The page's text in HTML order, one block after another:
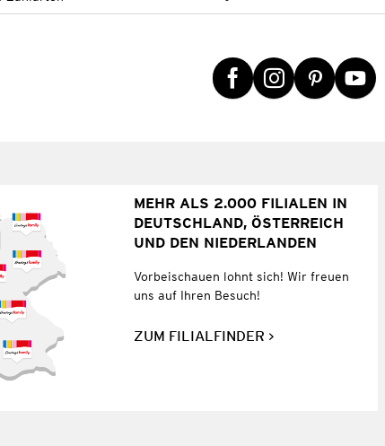
MEHR ALS 2.000 FILIALEN IN
DEUTSCHLAND, ÖSTERREICH
UND DEN NIEDERLANDEN
Vorbeischauen lohnt sich! Wir freuen
uns auf Ihren Besuch!
ZUM FILIALFINDER